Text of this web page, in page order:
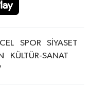
SPOR
SİYASET
KÜLTÜR-SANAT